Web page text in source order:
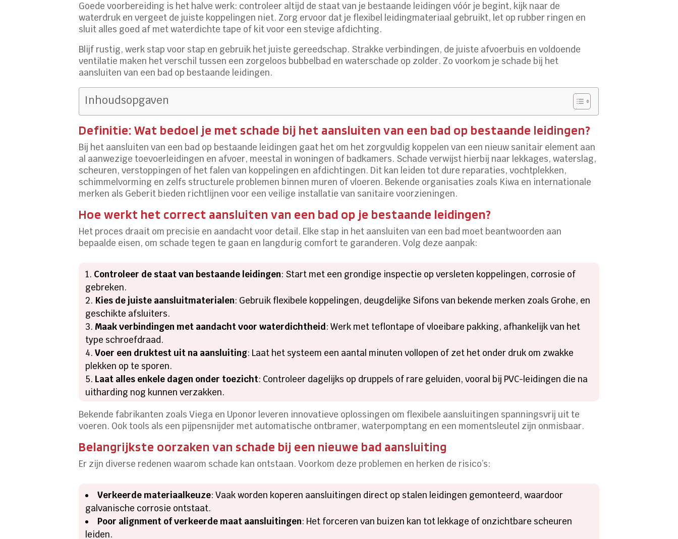
Goede voorbereiding is het halve werk: controleer altijd de staat van je bestaande leidingen vóór je begint, kijk naar de
waterdruk en vergeet de juiste koppelingen niet. Zorg ervoor dat je flexibel leidingmateriaal gebruikt, let op rubber ringen en
sluit alles goed af met waterdichte tape of kit voor een stevige afdichting.
Blijf rustig, werk stap voor stap en gebruik het juiste gereedschap. Strakke verbindingen, de juiste afvoerbuis en voldoende
ventilatie maken het verschil tussen een zorgeloos bubbelbad en waterschade op zolder. Zo voorkom je schade bij het
aansluiten van een bad op bestaande leidingen.
Inhoudsopgaven
Definitie: Wat bedoel je met schade bij het aansluiten van een bad op bestaande leidingen?
Bij het aansluiten van een bad op bestaande leidingen gaat het om het zorgvuldig koppelen van een nieuw sanitair element aan
al aanwezige toevoerleidingen en afvoer, meestal in woningen of badkamers. Schade verwijst hierbij naar lekkages, waterslag,
scheuren, verstoppingen of het falen van koppelingen en afdichtingen. Dit kan leiden tot dure reparaties, vochtplekken,
schimmelvorming en zelfs structurele problemen binnen muren of vloeren. Bekende organisaties zoals Kiwa en internationale
merken als Geberit bieden richtlijnen voor een veilige installatie van sanitaire voorzieningen.
Hoe werkt het correct aansluiten van een bad op je bestaande leidingen?
Het proces draait om precisie en aandacht voor detail. Elke stap in het aansluiten van een bad moet beantwoorden aan
bepaalde eisen, om schade tegen te gaan en langdurig comfort te garanderen. Volg deze aanpak:
Controleer de staat van bestaande leidingen: Start met een grondige inspectie op versleten koppelingen, corrosie of
gebreken.
Kies de juiste aansluitmaterialen: Gebruik flexibele koppelingen, deugdelijke Sifons van bekende merken zoals Grohe, en
geschikte afsluiters.
Maak verbindingen met aandacht voor waterdichtheid: Werk met teflontape of vloeibare pakking, afhankelijk van het
type schroefdraad.
Voer een druktest uit na aansluiting: Laat het systeem een aantal minuten vollopen of zet het onder druk om zwakke
plekken op te sporen.
Laat alles enkele dagen onder toezicht: Controleer dagelijks op druppels of rare geluiden, vooral bij PVC-leidingen die na
uitharding nog kunnen verzakken.
Bekende fabrikanten zoals Viega en Uponor leveren innovatieve oplossingen om flexibele aansluitingen spanningsvrij uit te
voeren. Ook tools als een pijpensnijder met automatische ontbramer, waterpomptang en een momentsleutel zijn onmisbaar.
Belangrijkste oorzaken van schade bij een nieuwe bad aansluiting
Er zijn diverse redenen waarom schade kan ontstaan. Voorkom deze problemen en herken de risico’s:
Verkeerde materiaalkeuze: Vaak worden koperen aansluitingen direct op stalen leidingen gemonteerd, waardoor
galvanische corrosie ontstaat.
Poor alignment of verkeerde maat aansluitingen: Het forceren van buizen kan tot lekkage of onzichtbare scheuren
leiden.